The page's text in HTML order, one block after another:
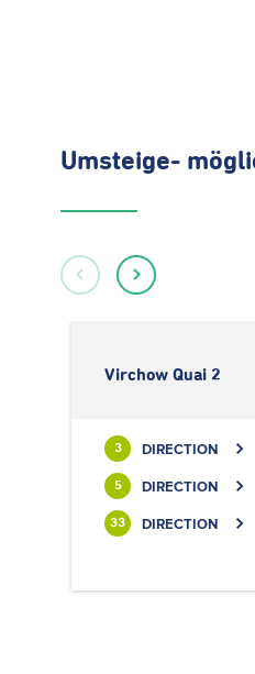
Umsteige-
Virchow Quai 2
3 DIRECTION
5 DIRECTION
33 DIRECTION